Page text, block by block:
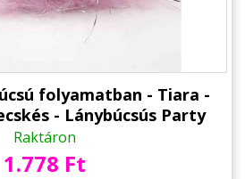
folyamatban - Tiara -
- Lánybúcsús Party
kellék
Raktáron
1.778 Ft